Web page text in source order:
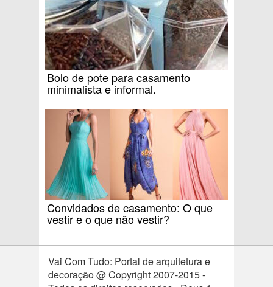
Bolo de pote para casamento
minimalista e informal.
Convidados de casamento: O que
vestir e o que não vestir?
Vai Com Tudo: Portal de arquitetura e
decoração @ Copyright 2007-2015 -